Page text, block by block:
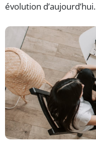
évolution d’aujourd’hui.